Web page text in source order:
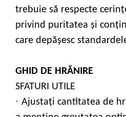
trebuie să respecte
privind puritatea şi
care depăşesc
GHID DE HRĂNIRE
SFATURI UTILE
· Ajustaţi cantitatea de